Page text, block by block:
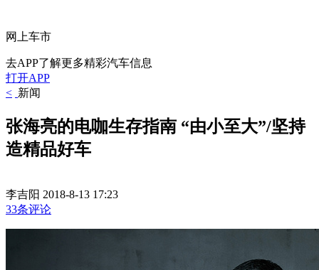
网上车市
去APP了解更多精彩汽车信息
打开APP
< 新闻
张海亮的电咖生存指南 “由小至大”/坚持
造精品好车
李吉阳 2018-8-13 17:23
33条评论